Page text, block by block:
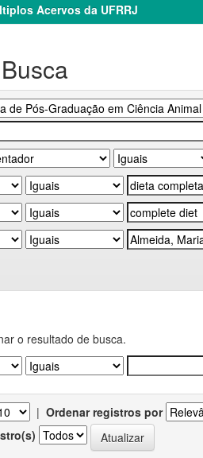
Acervos da UFRRJ
o resultado de busca.
| Ordenar registros por